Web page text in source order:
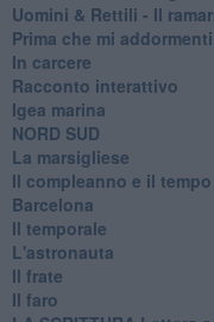
Uomini & Rettili - Il
Prima che mi addormenti
In carcere
Racconto interattivo
Igea marina
​NORD SUD
La marsigliese
Il compleanno e il tempo
Barcelona
Il temporale
L'astronauta
Il frate
Il faro